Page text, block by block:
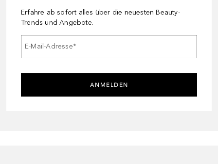
Erfahre ab sofort alles über die neuesten Beauty-
Trends und Angebote.
E-Mail-Adresse*
ANMELDEN